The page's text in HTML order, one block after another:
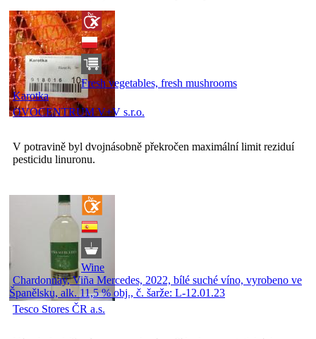
Fresh vegetables, fresh mushrooms
Karotka
OVOCENTRUM V+V s.r.o.
V potravině byl dvojnásobně překročen maximální limit reziduí
pesticidu linuronu.
Wine
Chardonnay, Viña Mercedes, 2022, bílé suché víno, vyrobeno ve
Španělsku, alk. 11,5 % obj., č. šarže: L-12.01.23
Tesco Stores ČR a.s.